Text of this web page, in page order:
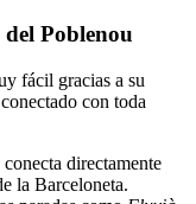
Poblenou
fácil gracias a su
con toda
conecta directamente
la Barceloneta.